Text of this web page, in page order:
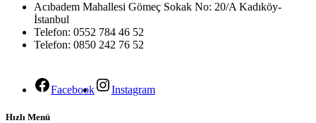
Acıbadem Mahallesi Gömeç Sokak No: 20/A Kadıköy-
İstanbul
Telefon: 0552 784 46 52
Telefon: 0850 242 76 52
Facebook Instagram
Hızlı Menü